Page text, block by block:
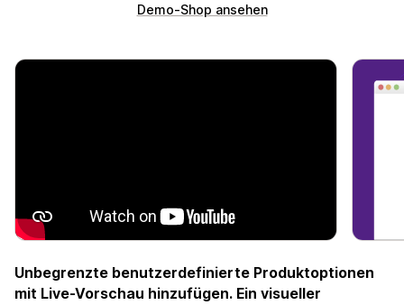
Demo-Shop ansehen
Unbegrenzte benutzerdefinierte Produktoptionen
mit Live-Vorschau hinzufügen. Ein visueller